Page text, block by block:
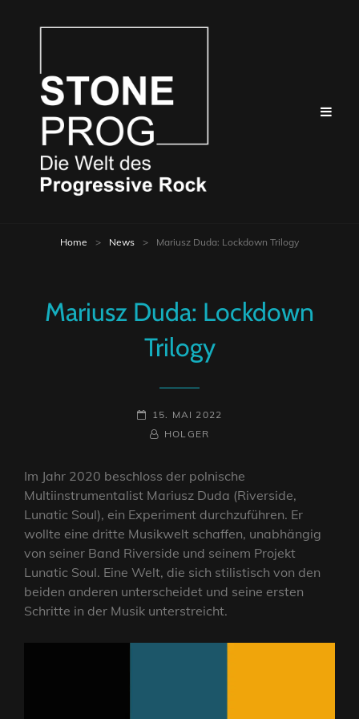
Home > News > Mariusz Duda: Lockdown Trilogy
Mariusz Duda: Lockdown
Trilogy
POSTED-
ON
15. MAI 2022
BY
BYLINEHOLGER
Im Jahr 2020 beschloss der polnische
Multiinstrumentalist Mariusz Duda (Riverside,
Lunatic Soul), ein Experiment durchzuführen. Er
wollte eine dritte Musikwelt schaffen, unabhängig
von seiner Band Riverside und seinem Projekt
Lunatic Soul. Eine Welt, die sich stilistisch von den
beiden anderen unterscheidet und seine ersten
Schritte in der Musik unterstreicht.